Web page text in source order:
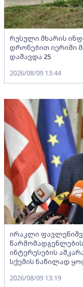
რუსული მხარის
დრონებით იერიში
დაშავდა 25
2026/08/09 13:44
ირაკლი
ინტერესების
სქემის ნაწილად
2026/08/09 13:19